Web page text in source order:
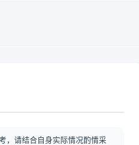
，请结合自身实际情况酌情采